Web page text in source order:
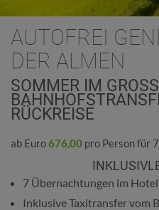
AUTOFREI
ER ALMEN
SOMMER IM
ÜCKREISE
ab Euro676,00 pro Person für
7 Übernachtungen im
Inklusive Taxitransfer vom